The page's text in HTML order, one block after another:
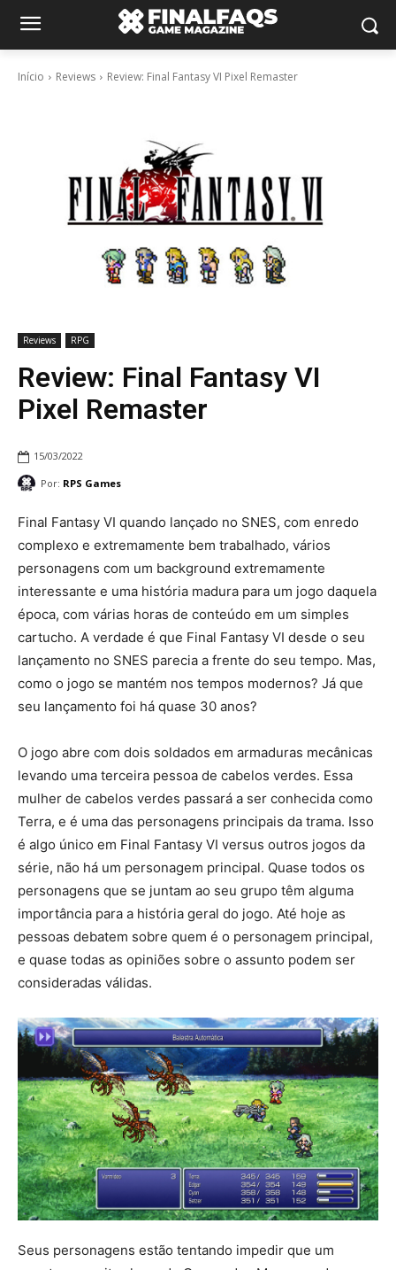
Início Reviews Review: Final Fantasy VI Pixel Remaster
Reviews RPG
Review: Final Fantasy VI
Pixel Remaster
15/03/2022
Por: RPS Games
Final Fantasy VI quando lançado no SNES, com enredo
complexo e extremamente bem trabalhado, vários
personagens com um background extremamente
interessante e uma história madura para um jogo daquela
época, com várias horas de conteúdo em um simples
cartucho. A verdade é que Final Fantasy VI desde o seu
lançamento no SNES parecia a frente do seu tempo. Mas,
como o jogo se mantém nos tempos modernos? Já que
seu lançamento foi há quase 30 anos?
O jogo abre com dois soldados em armaduras mecânicas
levando uma terceira pessoa de cabelos verdes. Essa
mulher de cabelos verdes passará a ser conhecida como
Terra, e é uma das personagens principais da trama. Isso
é algo único em Final Fantasy VI versus outros jogos da
série, não há um personagem principal. Quase todos os
personagens que se juntam ao seu grupo têm alguma
importância para a história geral do jogo. Até hoje as
pessoas debatem sobre quem é o personagem principal,
e quase todas as opiniões sobre o assunto podem ser
consideradas válidas.
Seus personagens estão tentando impedir que um